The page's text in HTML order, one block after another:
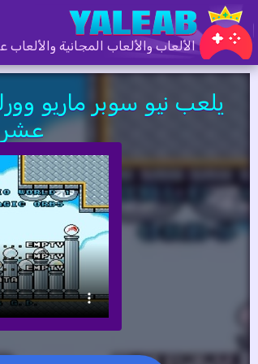
الألعاب والألعاب المجانية والألعاب